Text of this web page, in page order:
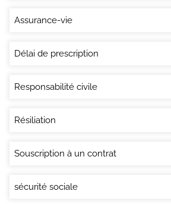
Assurance-vie
Délai de prescription
Responsabilité civile
Résiliation
Souscription à un contrat
sécurité sociale